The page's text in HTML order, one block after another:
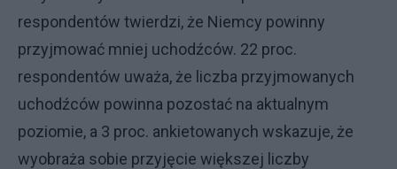
respondentów twierdzi, że Niemcy powinny
przyjmować mniej uchodźców. 22 proc.
respondentów uważa, że liczba przyjmowanych
uchodźców powinna pozostać na aktualnym
poziomie, a 3 proc. ankietowanych wskazuje, że
wyobraża sobie przyjęcie większej liczby